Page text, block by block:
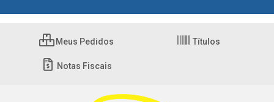
Meus Pedidos Títulos
Notas Fiscais